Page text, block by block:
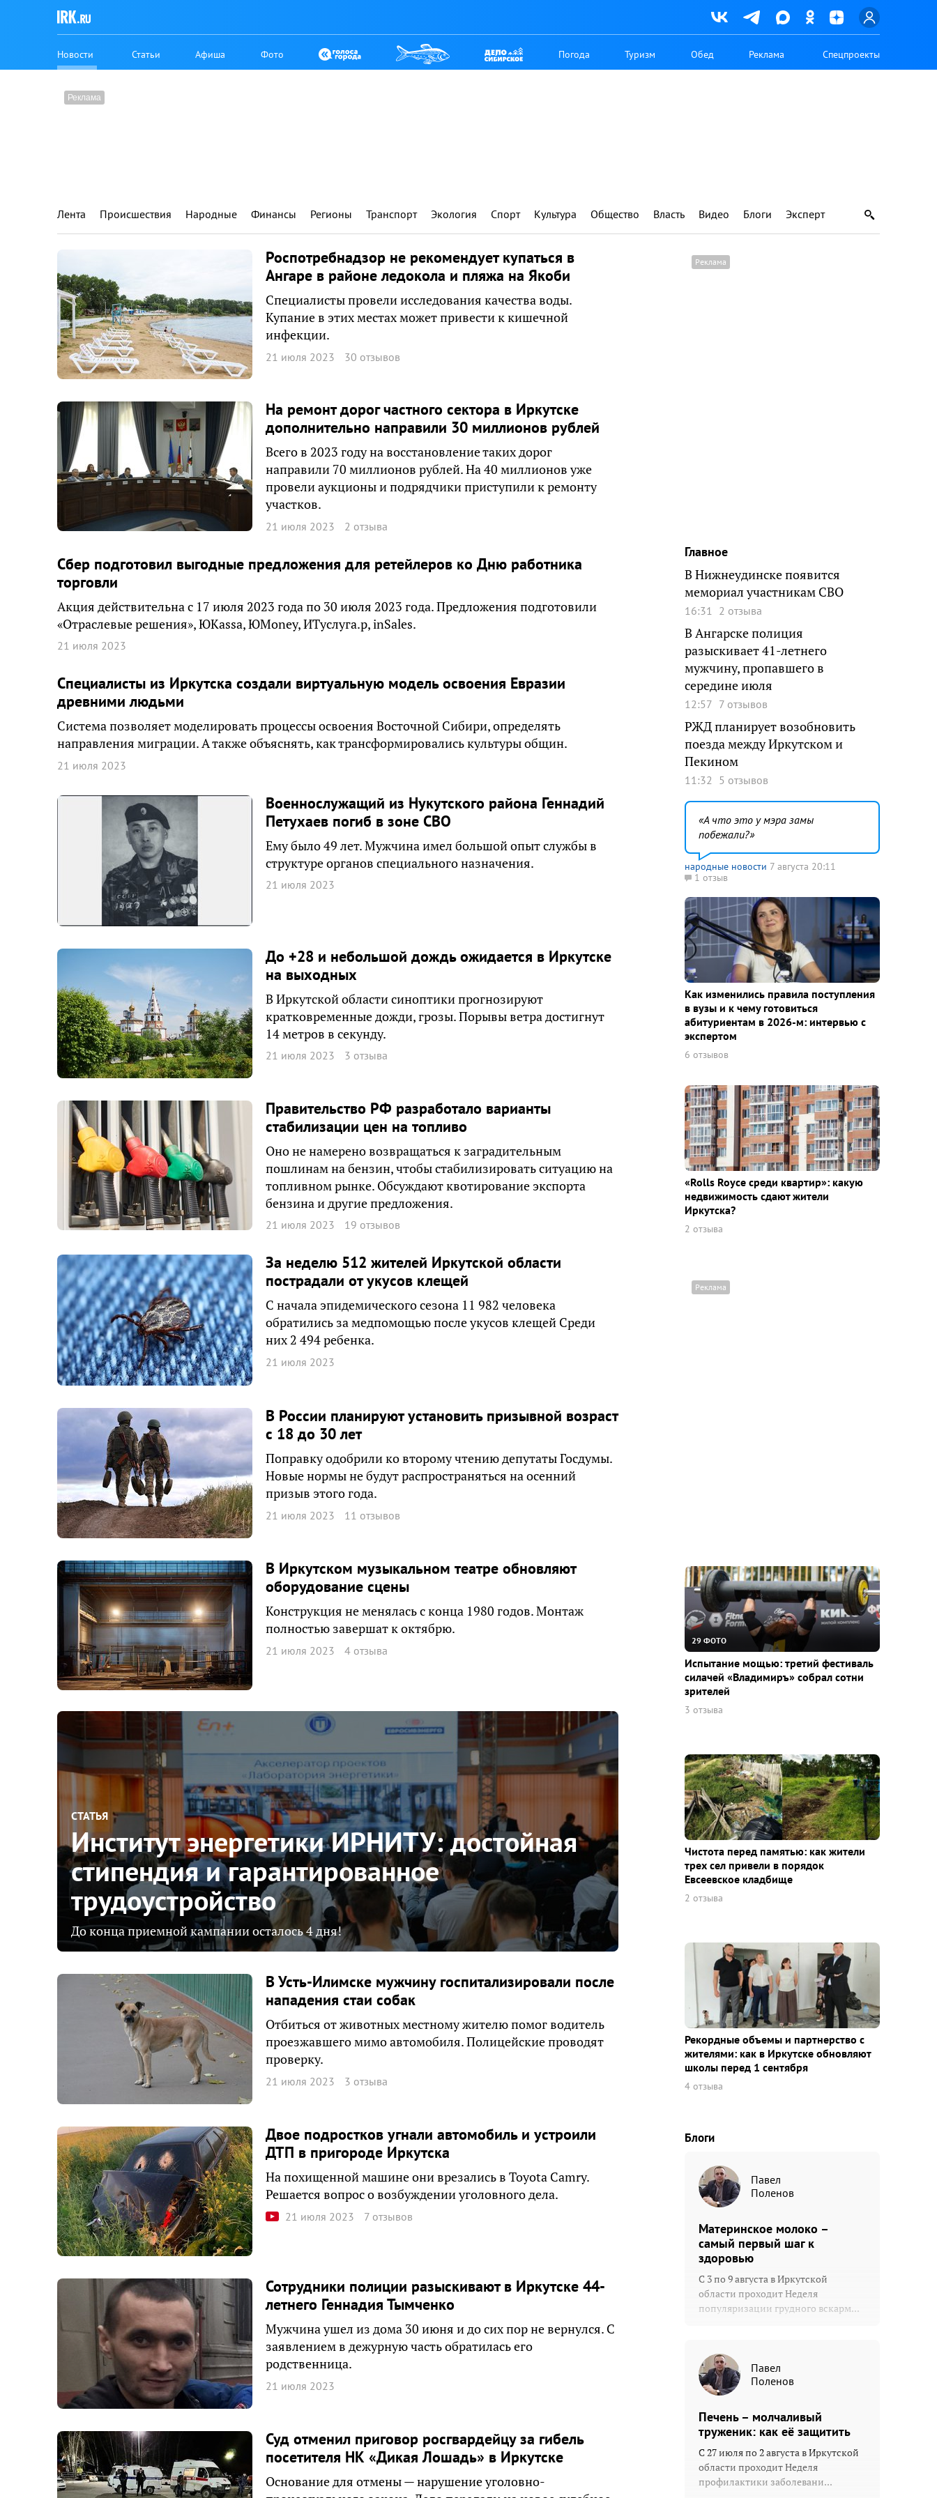
Новости Статьи Афиша Фото Погода Туризм Обед Реклама Спецпроекты
Лента Происшествия Народные Финансы Регионы Транспорт Экология Спорт Культура Общество Власть Видео Блоги Эксперт
Роспотребнадзор не рекомендует купаться в
Ангаре в районе ледокола и пляжа на Якоби
Специалисты провели исследования качества воды.
Купание в этих местах может привести к кишечной
инфекции.
21 июля 2023 30 отзывов
На ремонт дорог частного сектора в Иркутске
дополнительно направили 30 миллионов рублей
Всего в 2023 году на восстановление таких дорог
направили 70 миллионов рублей. На 40 миллионов уже
провели аукционы и подрядчики приступили к ремонту
участков.
21 июля 2023 2 отзыва
Сбер подготовил выгодные предложения для ретейлеров ко Дню работника
торговли
Акция действительна с 17 июля 2023 года по 30 июля 2023 года. Предложения подготовили
«Отраслевые решения», ЮKassa, ЮMoney, ИТуслуга.р, inSales.
21 июля 2023
Специалисты из Иркутска создали виртуальную модель освоения Евразии
древними людьми
Система позволяет моделировать процессы освоения Восточной Сибири, определять
направления миграции. А также объяснять, как трансформировались культуры общин.
21 июля 2023
Военнослужащий из Нукутского района Геннадий
Петухаев погиб в зоне СВО
Ему было 49 лет. Мужчина имел большой опыт службы в
структуре органов специального назначения.
21 июля 2023
До +28 и небольшой дождь ожидается в Иркутске
на выходных
В Иркутской области синоптики прогнозируют
кратковременные дожди, грозы. Порывы ветра достигнут
14 метров в секунду.
21 июля 2023 3 отзыва
Правительство РФ разработало варианты
стабилизации цен на топливо
Оно не намерено возвращаться к заградительным
пошлинам на бензин, чтобы стабилизировать ситуацию на
топливном рынке. Обсуждают квотирование экспорта
бензина и другие предложения.
21 июля 2023 19 отзывов
За неделю 512 жителей Иркутской области
пострадали от укусов клещей
С начала эпидемического сезона 11 982 человека
обратились за медпомощью после укусов клещей Среди
них 2 494 ребенка.
21 июля 2023
В России планируют установить призывной возраст
с 18 до 30 лет
Поправку одобрили ко второму чтению депутаты Госдумы.
Новые нормы не будут распространяться на осенний
призыв этого года.
21 июля 2023 11 отзывов
В Иркутском музыкальном театре обновляют
оборудование сцены
Конструкция не менялась с конца 1980 годов. Монтаж
полностью завершат к октябрю.
21 июля 2023 4 отзыва
СТАТЬЯ
Институт энергетики ИРНИТУ: достойная
стипендия и гарантированное
трудоустройство
До конца приемной кампании осталось 4 дня!
В Усть-Илимске мужчину госпитализировали после
нападения стаи собак
Отбиться от животных местному жителю помог водитель
проезжавшего мимо автомобиля. Полицейские проводят
проверку.
21 июля 2023 3 отзыва
Двое подростков угнали автомобиль и устроили
ДТП в пригороде Иркутска
На похищенной машине они врезались в Toyota Camry.
Решается вопрос о возбуждении уголовного дела.
21 июля 2023 7 отзывов
Сотрудники полиции разыскивают в Иркутске 44-
летнего Геннадия Тымченко
Мужчина ушел из дома 30 июня и до сих пор не вернулся. С
заявлением в дежурную часть обратилась его
родственница.
21 июля 2023
Суд отменил приговор росгвардейцу за гибель
посетителя НК «Дикая Лошадь» в Иркутске
Основание для отмены — нарушение уголовно-
Главное
В Нижнеудинске появится
мемориал участникам СВО
16:31 2 отзыва
В Ангарске полиция
разыскивает 41-летнего
мужчину, пропавшего в
середине июля
12:57 7 отзывов
РЖД планирует возобновить
поезда между Иркутском и
Пекином
11:32 5 отзывов
А что это у мэра замы
побежали?
народные новости 7 августа 20:11
1 отзыв
Как изменились правила поступления
в вузы и к чему готовиться
абитуриентам в 2026-м: интервью с
экспертом
6 отзывов
«Rolls Royce среди квaртир»: какую
недвижимость сдают жители
Иркутска?
2 отзыва
29 ФОТО
Испытание мощью: третий фестиваль
силачей «Владимиръ» собрал сотни
зрителей
3 отзыва
Чистота перед памятью: как жители
трех сел привели в порядок
Евсеевское кладбище
2 отзыва
Рекордные объемы и партнерство с
жителями: как в Иркутске обновляют
школы перед 1 сентября
4 отзыва
Блоги
Павел
Поленов
Материнское молоко –
самый первый шаг к
здоровью
С 3 по 9 августа в Иркутской
области проходит Неделя
популяризации грудного вскарм...
Павел
Поленов
Печень – молчаливый
труженик: как её защитить
С 27 июля по 2 августа в Иркутской
области проходит Неделя
профилактики заболевани...